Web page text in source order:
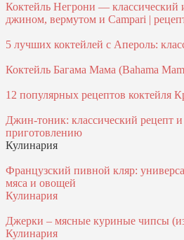
Коктейль Негрони — классический
джином, вермутом и Campari |
5 лучших коктейлей с Апероль:
Коктейль Багама Мама (Bahama
12 популярных рецептов коктейля
Джин-тоник: классический рецепт
приготовлению
Кулинария
Французский пивной кляр:
мяса и овощей
Кулинария
Джерки – мясные куриные чипсы
Кулинария